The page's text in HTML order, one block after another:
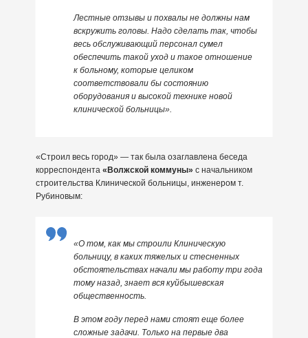
Лестные отзывы и похвалы не должны нам
вскружить головы. Надо сделать так, чтобы
весь обслуживающий персонал сумел
обеспечить такой уход и такое отношение
к больному, которые целиком
соответствовали бы состоянию
оборудования и высокой технике новой
клинической больницы».
«Строил весь город» — так была озаглавлена беседа
корреспондента «Волжской коммуны» с начальником
строительства Клинической больницы, инженером т.
Рубиновым:
«О том, как мы строили Клиническую
больницу, в каких тяжелых и стесненных
обстоятельствах начали мы работу три года
тому назад, знает вся куйбышевская
общественность.
В этом году перед нами стоят еще более
сложные задачи. Только на первые два